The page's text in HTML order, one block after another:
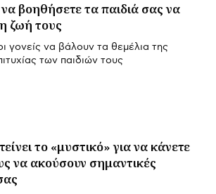
να βοηθήσετε τα παιδιά σας να
ζωή τους
γονείς να βάλουν τα θεμέλια της
των παιδιών τους
το «μυστικό» για να κάνετε
να ακούσουν σημαντικές